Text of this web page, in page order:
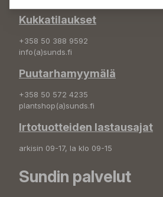
Kukkatilaukset
+358 50 388 9592
info(a)sunds.fi
Puutarhamyymälä
+358 50 572 4235
plantshop(a)sunds.fi
Irtotuotteiden lastausajat
arkisin 09-17, la klo 09-15
Sundin palvelut